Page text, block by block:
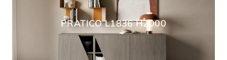
PRATICO L1836 H2000